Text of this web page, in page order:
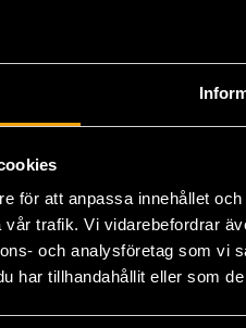
för att anpassa innehållet
trafik. Vi vidarebefordrar
och analysföretag som vi
har tillhandahållit eller som